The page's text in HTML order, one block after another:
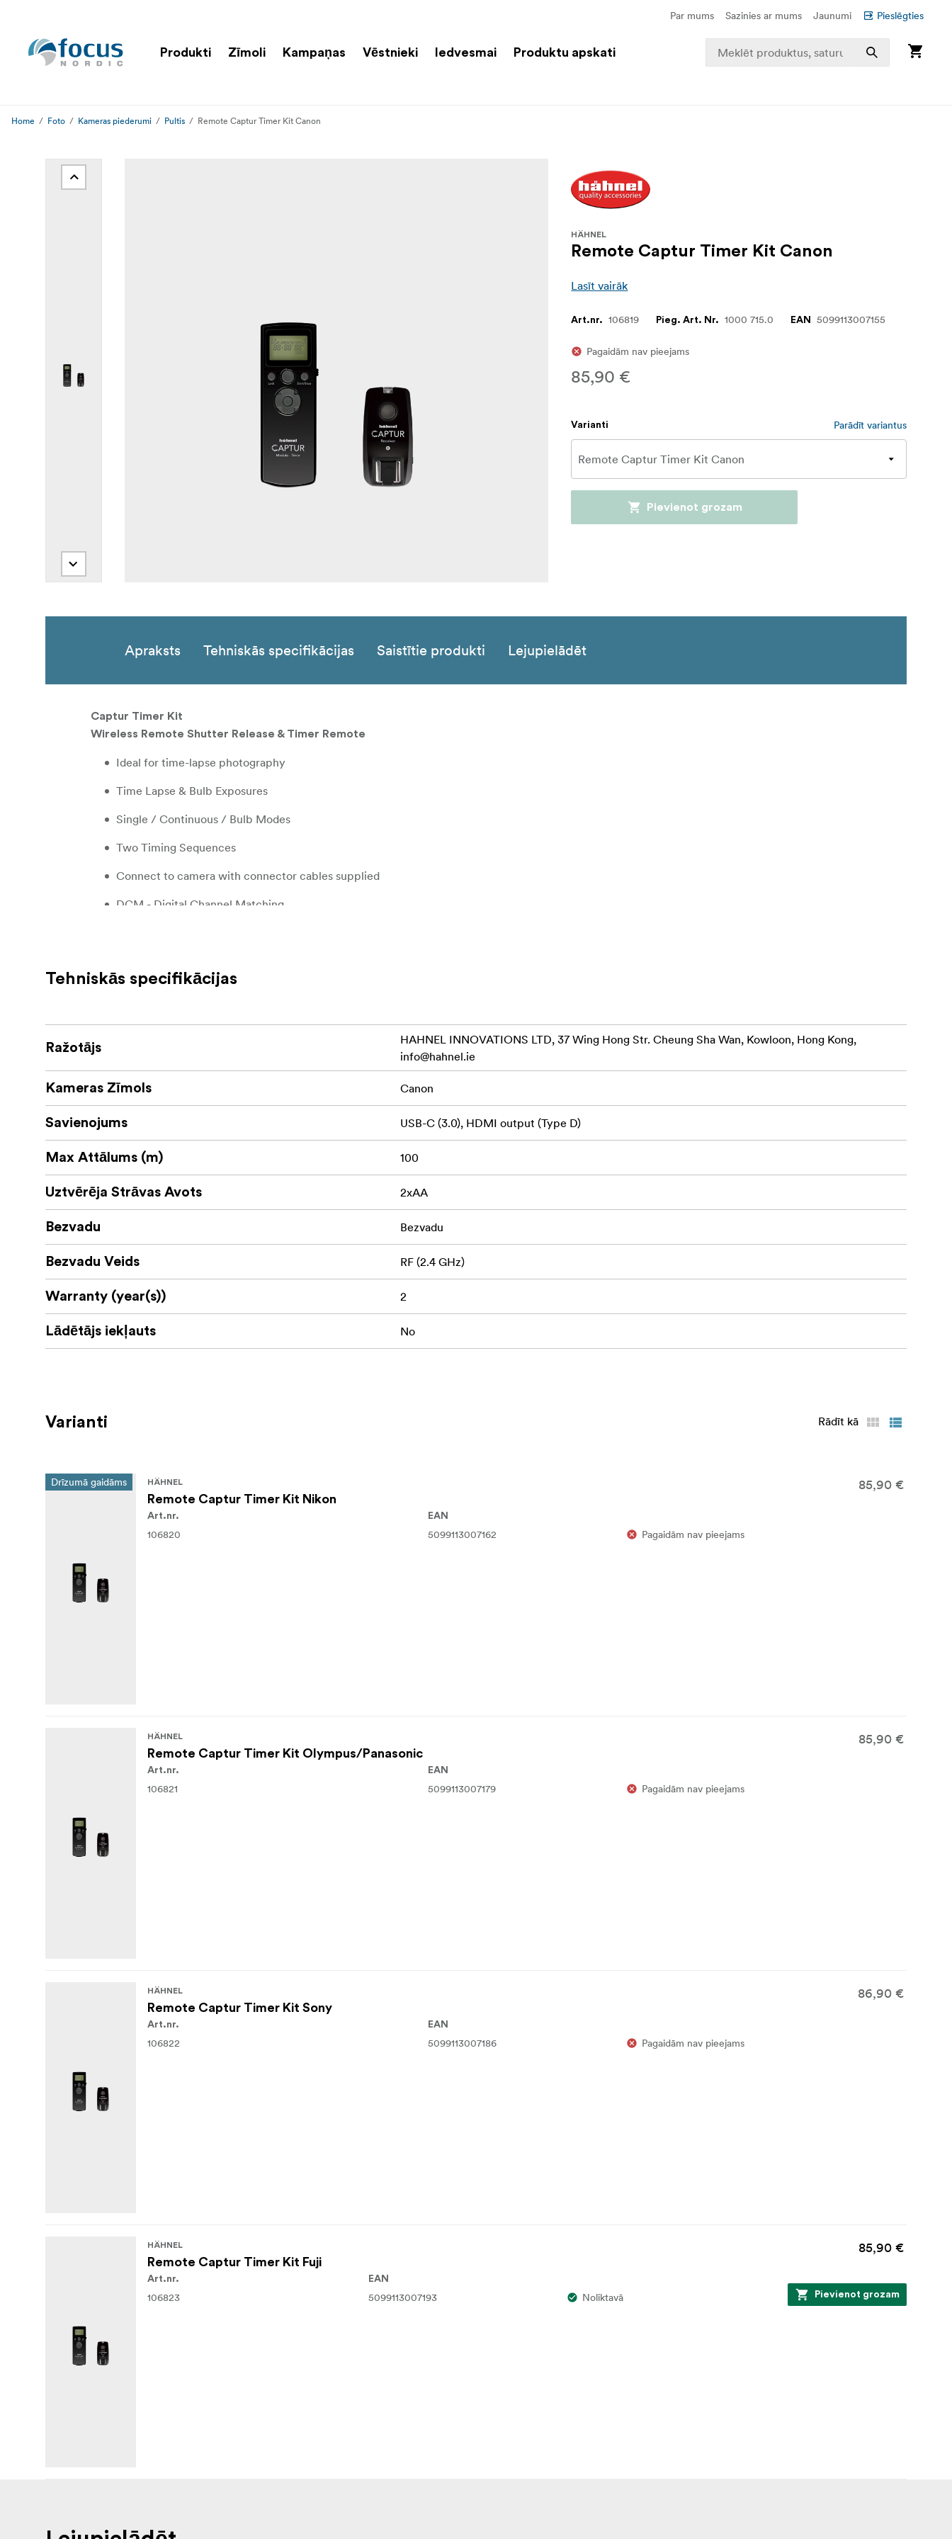
Par mums Sazinies ar mums Jaunumi Pieslēgties
Produkti Zīmoli Kampaņas Vēstnieki Iedvesmai Produktu apskati
Home Foto Kameras piederumi Pultis Remote Captur Timer Kit Canon
HÄHNEL
Remote Captur Timer Kit Canon
Lasīt vairāk
Art.nr. 106819 Pieg. Art. Nr. 1000 715.0 EAN 5099113007155
Pagaidām nav pieejams
85,90 €
Varianti Parādīt variantus
Pievienot grozam
Apraksts Tehniskās specifikācijas Saistītie produkti Lejupielādēt
Captur Timer Kit
Wireless Remote Shutter Release & Timer Remote
Ideal for time-lapse photography
Time Lapse & Bulb Exposures
Single / Continuous / Bulb Modes
Two Timing Sequences
Connect to camera with connector cables supplied
DCM - Digital Channel Matching
Additional receivers available to fire multiple DSLR's
Tehniskās specifikācijas
Ražotājs
HAHNEL INNOVATIONS LTD, 37 Wing Hong Str. Cheung Sha Wan, Kowloon, Hong Kong,
info@hahnel.ie
Kameras Zīmols Canon
Savienojums USB-C (3.0), HDMI output (Type D)
Max Attālums (m) 100
Uztvērēja Strāvas Avots 2xAA
Bezvadu Bezvadu
Bezvadu Veids RF (2.4 GHz)
Warranty (year(s)) 2
Lādētājs iekļauts No
Varianti Rādīt kā
Drīzumā gaidāms HÄHNEL
Remote Captur Timer Kit Nikon
85,90 €
Art.nr.
106820
EAN
5099113007162 Pagaidām nav pieejams
HÄHNEL
Remote Captur Timer Kit Olympus/Panasonic
85,90 €
Art.nr.
106821
EAN
5099113007179 Pagaidām nav pieejams
HÄHNEL
Remote Captur Timer Kit Sony
86,90 €
Art.nr.
106822
EAN
5099113007186 Pagaidām nav pieejams
HÄHNEL
Remote Captur Timer Kit Fuji
85,90 €
Art.nr.
106823
EAN
5099113007193 Noliktavā Pievienot grozam